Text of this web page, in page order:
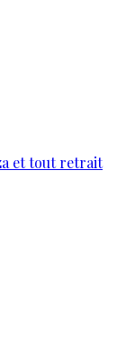
et tout retrait